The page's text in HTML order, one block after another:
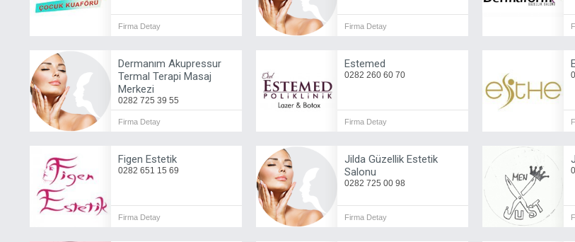
Firma Detay Firma Detay
Dermanım Akupressur
Termal Terapi Masaj
Merkezi
0282 725 39 55
Firma Detay
Estemed
0282 260 60 70
Firma Detay
Figen Estetik
0282 651 15 69
Firma Detay
Jilda Güzellik Estetik
Salonu
0282 725 00 98
Firma Detay